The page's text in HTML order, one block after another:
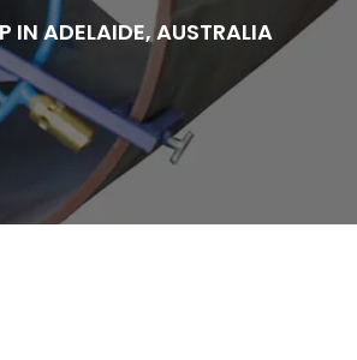
IN ADELAIDE, AUSTRALIA